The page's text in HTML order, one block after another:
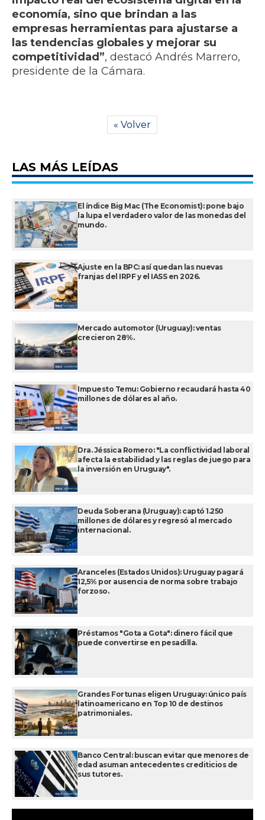
economía, sino que brindan a las
empresas herramientas para ajustarse a
las tendencias globales y mejorar su
competitividad”, destacó Andrés Marrero,
presidente de la Cámara.
« Volver
LAS MÁS LEÍDAS
El índice Big Mac (The Economist): pone bajo
la lupa el verdadero valor de las monedas del
mundo.
Ajuste en la BPC: así quedan las nuevas
franjas del IRPF y el IASS en 2026.
Mercado automotor (Uruguay): ventas
crecieron 28%.
Impuesto Temu: Gobierno recaudará hasta 40
millones de dólares al año.
Dra. Jéssica Romero: "La conflictividad laboral
afecta la estabilidad y las reglas de juego para
la inversión en Uruguay".
Deuda Soberana (Uruguay): captó 1.250
millones de dólares y regresó al mercado
internacional.
Aranceles (Estados Unidos): Uruguay pagará
12,5% por ausencia de norma sobre trabajo
forzoso.
Préstamos "Gota a Gota": dinero fácil que
puede convertirse en pesadilla.
Grandes Fortunas eligen Uruguay: único país
latinoamericano en Top 10 de destinos
patrimoniales.
Banco Central: buscan evitar que menores de
edad asuman antecedentes crediticios de
sus tutores.